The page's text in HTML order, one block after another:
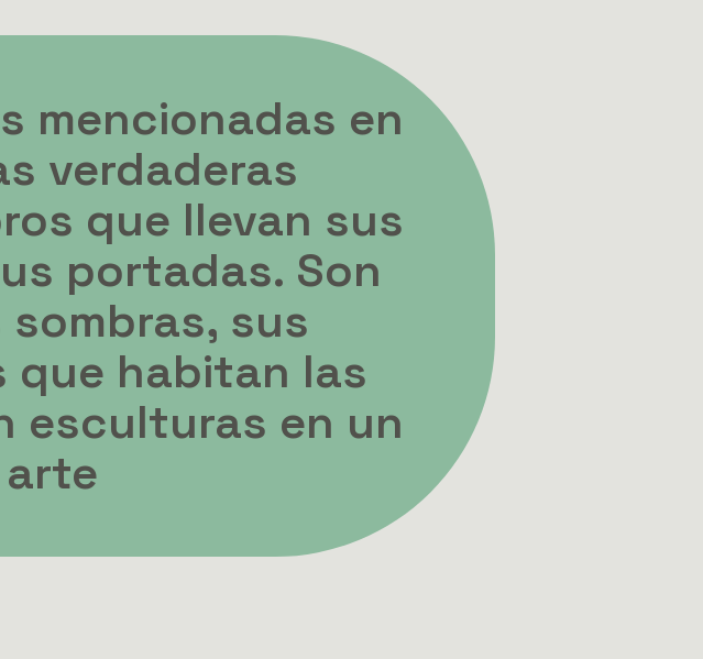
mencionadas en
verdaderas
que llevan sus
portadas. Son
sus
que habitan las
esculturas en un